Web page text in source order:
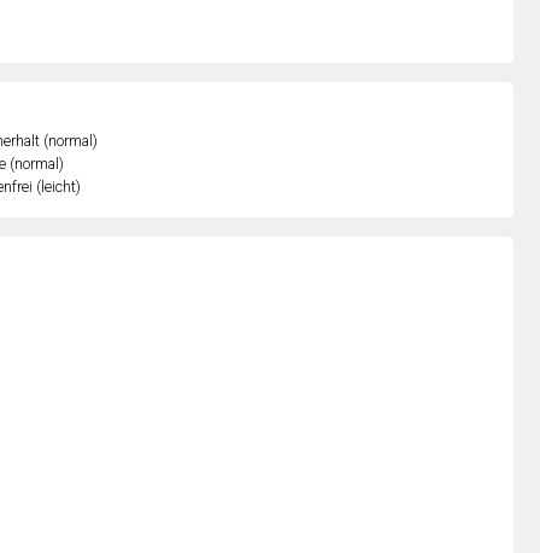
(normal)
(normal)
(leicht)